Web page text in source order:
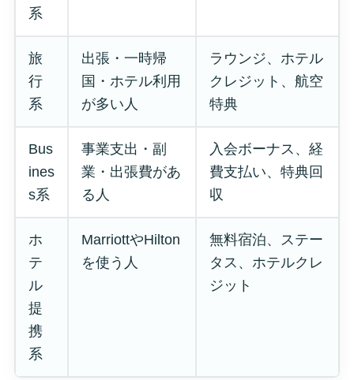
系
旅
行
系
出張・一時帰
国・ホテル利用
が多い人
ラウンジ、ホテル
クレジット、航空
特典
Bus
ines
s系
事業支出・副
業・出張費があ
る人
入会ボーナス、経
費支払い、特典回
収
ホ
テ
ル
提
携
系
MarriottやHilton
を使う人
無料宿泊、ステー
タス、ホテルクレ
ジット